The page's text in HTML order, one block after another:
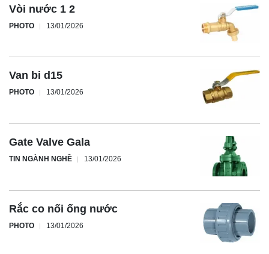
Vòi nước 1 2
PHOTO 13/01/2026
Van bi d15
PHOTO 13/01/2026
Gate Valve Gala
TIN NGÀNH NGHỀ 13/01/2026
Rắc co nối ống nước
PHOTO 13/01/2026